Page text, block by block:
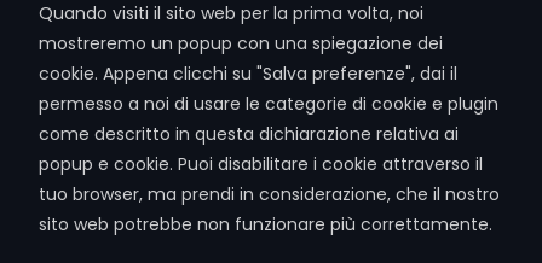
Quando visiti il sito web per la prima volta, noi
mostreremo un popup con una spiegazione dei
cookie. Appena clicchi su "Salva preferenze", dai il
permesso a noi di usare le categorie di cookie e plugin
come descritto in questa dichiarazione relativa ai
popup e cookie. Puoi disabilitare i cookie attraverso il
tuo browser, ma prendi in considerazione, che il nostro
sito web potrebbe non funzionare più correttamente.